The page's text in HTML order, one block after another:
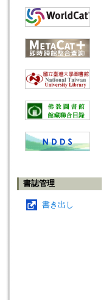
書誌管理
書き出し